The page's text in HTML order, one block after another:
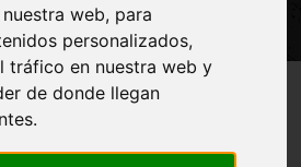
web, para
personalizados,
tráfico en nuestra web y
de donde llegan
Historia Personajes